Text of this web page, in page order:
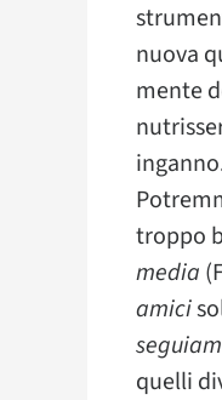
nuova
mente
troppo
media
amici
quelli